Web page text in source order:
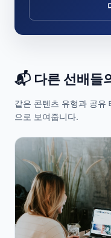
📬 다른 선배들
같은 콘텐츠 유형과 공유
으로 보여줍니다.